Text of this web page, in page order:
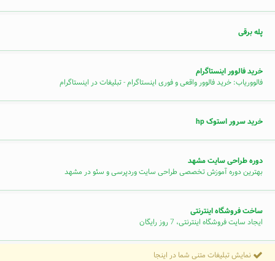
پله برقی
خرید فالوور اینستاگرام
فالووریاب: خرید فالوور واقعی و فوری اینستاگرام - تبلیغات در اینستاگرام
خرید سرور استوک hp
دوره طراحی سایت مشهد
بهترین دوره آموزش تخصصی طراحی سایت وردپرسی و سئو در مشهد
ساخت فروشگاه اینترنتی
ایجاد سایت فروشگاه اینترنتی، 7 روز رایگان
نمایش تبلیغات متنی شما در اینجا